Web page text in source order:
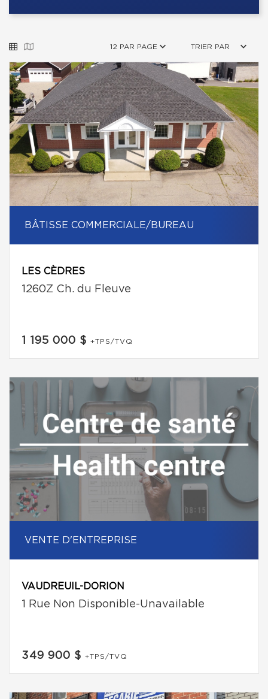
12 PAR PAGE TRIER PAR
BÂTISSE COMMERCIALE/BUREAU
LES CÈDRES
1260Z Ch. du Fleuve
1 195 000 $ +TPS/TVQ
VENTE D'ENTREPRISE
VAUDREUIL-DORION
1 Rue Non Disponible-Unavailable
349 900 $ +TPS/TVQ